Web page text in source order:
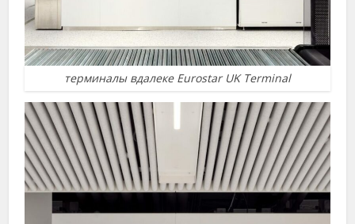
терминалы вдалеке Eurostar UK Terminal